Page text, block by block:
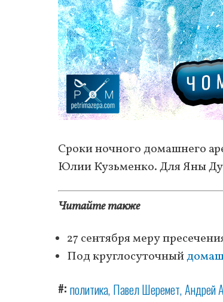
Сроки ночного домашнего
Юлии Кузьменко. Для Яны
Читайте также
27 сентября меру
Под круглосуточный
# политика Павел Шеремет Андрей